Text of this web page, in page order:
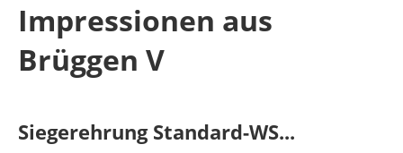
Impressionen aus
Brüggen V
Siegerehrung Standard-WS...